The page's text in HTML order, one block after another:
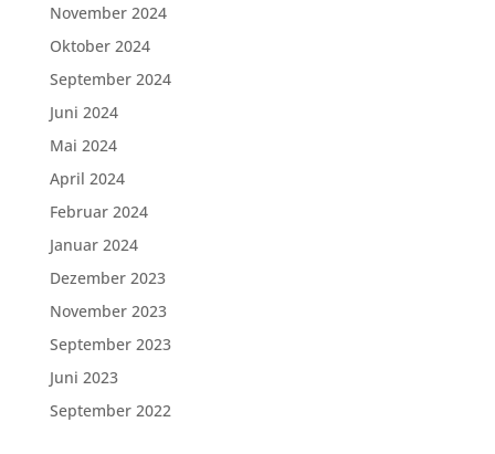
November 2024
Oktober 2024
September 2024
Juni 2024
Mai 2024
April 2024
Februar 2024
Januar 2024
Dezember 2023
November 2023
September 2023
Juni 2023
September 2022